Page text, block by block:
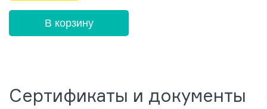
В корзину
Сертификаты и документы